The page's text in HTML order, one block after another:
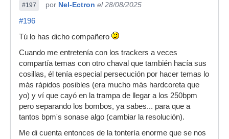
#197 por Nel-Ectron el 28/08/2025
#196
Tú lo has dicho compañero
Cuando me entretenía con los trackers a veces
compartía temas con otro chaval que también hacía sus
cosillas, él tenía especial persecución por hacer temas lo
más rápidos posibles (era mucho más hardcoreta que
yo) y ví que cayó en la trampa de llegar a los 250bpm
pero separando los bombos, ya sabes... para que a
tantos bpm's sonase algo (cambiar la resolución).
Me di cuenta entonces de la tontería enorme que se nos